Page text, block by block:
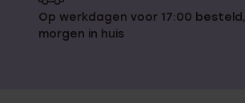
Op werkdagen voor 17:00 besteld,
morgen in huis